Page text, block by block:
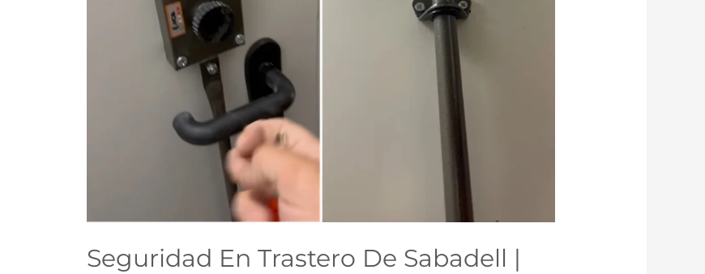
Seguridad En Trastero De Sabadell |